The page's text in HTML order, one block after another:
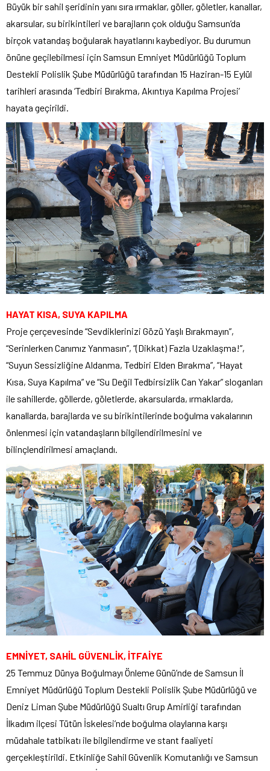
Büyük bir sahil şeridinin yanı sıra ırmaklar, göller, göletler, kanallar,
akarsular, su birikintileri ve barajların çok olduğu Samsun’da
birçok vatandaş boğularak hayatlarını kaybediyor. Bu durumun
önüne geçilebilmesi için Samsun Emniyet Müdürlüğü Toplum
Destekli Polislik Şube Müdürlüğü tarafından 15 Haziran-15 Eylül
tarihleri arasında ‘Tedbiri Bırakma, Akıntıya Kapılma Projesi’
hayata geçirildi.
HAYAT KISA, SUYA KAPILMA
Proje çerçevesinde “Sevdiklerinizi Gözü Yaşlı Bırakmayın”,
“Serinlerken Canımız Yanmasın”, “(Dikkat) Fazla Uzaklaşma!”,
“Suyun Sessizliğine Aldanma, Tedbiri Elden Bırakma”, “Hayat
Kısa, Suya Kapılma” ve “Su Değil Tedbirsizlik Can Yakar” sloganları
ile sahillerde, göllerde, göletlerde, akarsularda, ırmaklarda,
kanallarda, barajlarda ve su birikintilerinde boğulma vakalarının
önlenmesi için vatandaşların bilgilendirilmesini ve
bilinçlendirilmesi amaçlandı.
EMNİYET, SAHİL GÜVENLİK, İTFAİYE
25 Temmuz Dünya Boğulmayı Önleme Günü’nde de Samsun İl
Emniyet Müdürlüğü Toplum Destekli Polislik Şube Müdürlüğü ve
Deniz Liman Şube Müdürlüğü Sualtı Grup Amirliği tarafından
İlkadım ilçesi Tütün İskelesi’nde boğulma olaylarına karşı
müdahale tatbikatı ile bilgilendirme ve stant faaliyeti
gerçekleştirildi. Etkinliğe Sahil Güvenlik Komutanlığı ve Samsun